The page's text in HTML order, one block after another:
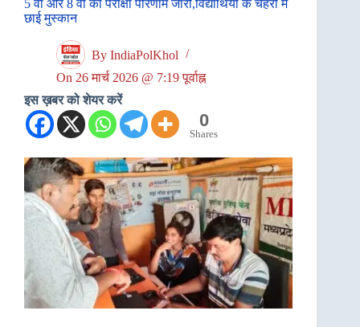
5 वी ओर 8 वी का परीक्षा परिणाम जारी,विद्यार्थियों के चेहरों मै
छाई मुस्कान
By IndiaPolKhol
On 26 मार्च 2026 @ 7:19 पूर्वाह्न
इस ख़बर को शेयर करें
0
Shares